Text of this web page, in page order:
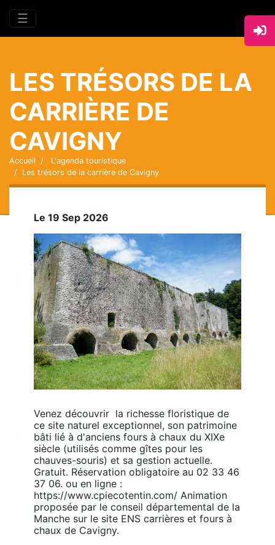
☰
LES TRÉSORS DE LA
CARRIÈRE DE
CAVIGNY
Accueil
L'agenda touristique
Les trésors de la carrière de Cavigny
Le 19 Sep 2026
Venez découvrir  la richesse floristique de
ce site naturel exceptionnel, son patrimoine
bâti lié à d'anciens fours à chaux du XIXe
siècle (utilisés comme gîtes pour les
chauves-souris) et sa gestion actuelle.
Gratuit. Réservation obligatoire au 02 33 46
37 06. ou en ligne :
https://www.cpiecotentin.com/ Animation
proposée par le conseil départemental de la
Manche sur le site ENS carrières et fours à
chaux de Cavigny.